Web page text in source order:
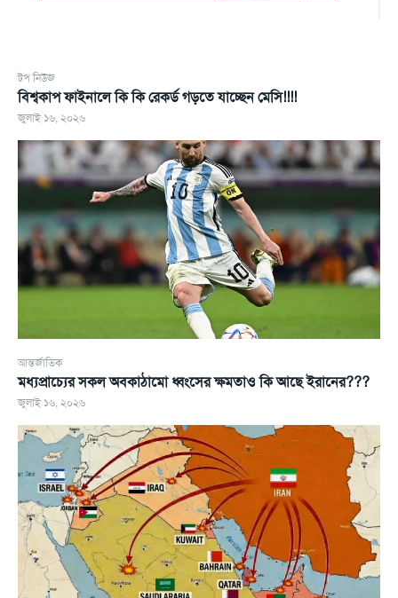
টপ নিউজ
বিশ্বকাপ ফাইনালে কি কি রেকর্ড গড়তে যাচ্ছেন মেসি!!!!
জুলাই ১৬, ২০২৬
আন্তর্জাতিক
মধ্যপ্রাচ্যের সকল অবকাঠামো ধ্বংসের ক্ষমতাও কি আছে ইরানের???
জুলাই ১৬, ২০২৬